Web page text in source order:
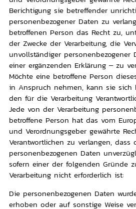
Berichtigung sie betreffender
personenbezogener Daten zu
betroffenen Person das Recht zu,
der Zwecke der Verarbeitung, die
unvollständiger personenbezogener
einer ergänzenden Erklärung – zu
Möchte eine betroffene Person
in Anspruch nehmen, kann sie sich
den für die Verarbeitung
Jede von der Verarbeitung
betroffene Person hat das vom
und Verordnungsgeber gewährte
Verantwortlichen zu verlangen,
personenbezogenen Daten
sofern einer der folgenden Gründe
Verarbeitung nicht erforderlich ist:
Die personenbezogenen Daten
erhoben oder auf sonstige Weise